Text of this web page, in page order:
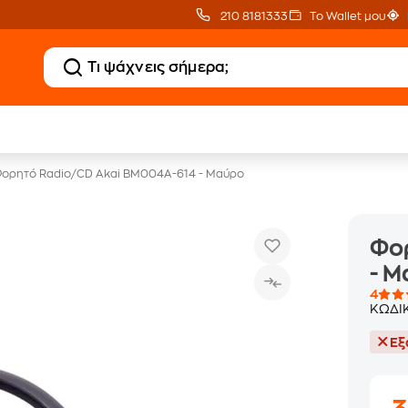
210 8181333 Το Wallet μου
Radio/CD Akai BM004A-614 - Μαύρο
-
4